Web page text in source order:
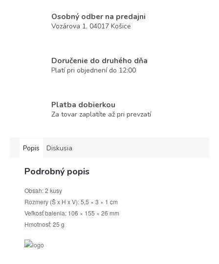
Osobný odber na predajni
Vozárova 1, 04017 Košice
Doručenie do druhého dňa
Platí pri objednení do 12:00
Platba dobierkou
Za tovar zaplatíte až pri prevzatí
Popis Diskusia
Podrobný popis
Obsah: 2 kusy
Rozmery (Š x H x V): 5,5 × 3 × 1 cm
Veľkosť balenia: 106 × 155 × 26 mm
Hmotnosť: 25 g